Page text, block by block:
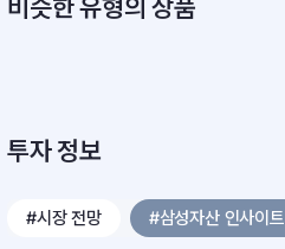
비슷한 유형의 상품
투자 정보
#시장 전망 #삼성자산 인사이트